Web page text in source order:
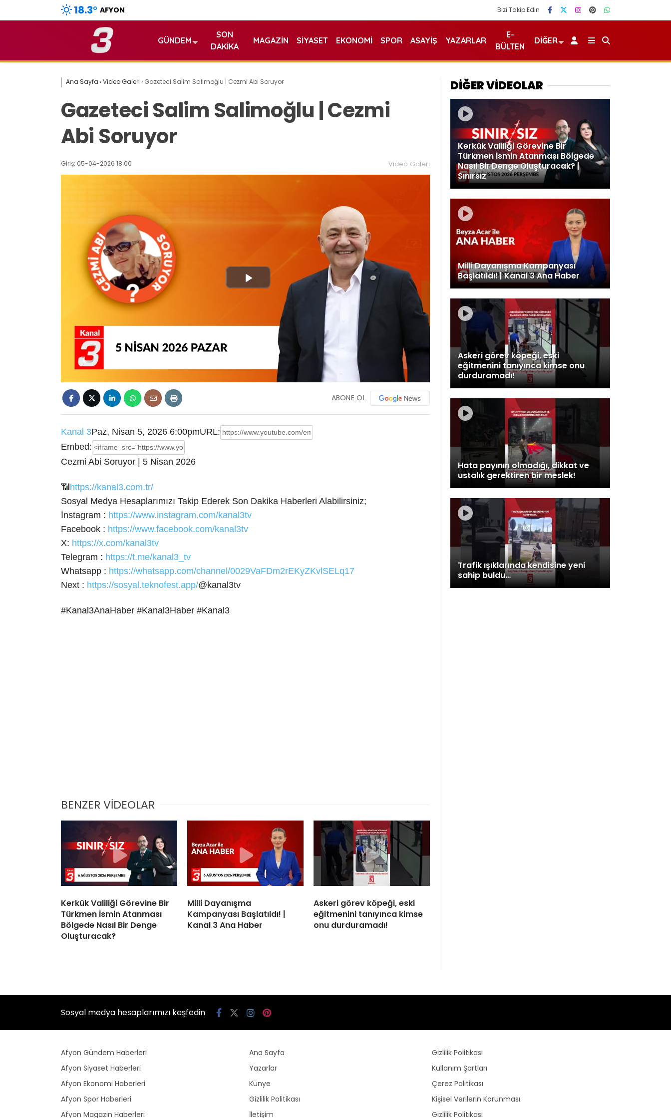
18.3° AFYON Bizi Takip Edin
GÜNDEM
SON
DAKIKA
MAGAZIN SIYASET EKONOMI SPOR ASAYIŞ YAZARLAR
E-
BÜLTEN
DIĞER
Ana Sayfa ›Video Galeri › Gazeteci Salim Salimoğlu | Cezmi Abi Soruyor
Gazeteci Salim Salimoğlu | Cezmi
Abi Soruyor
Giriş: 05-04-2026 18:00 Video Galeri
Play
Video
ABONE OL
Kanal 3Paz, Nisan 5, 2026 6:00pmURL:
Embed:
Cezmi Abi Soruyor | 5 Nisan 2026
📶 https://kanal3.com.tr/
Sosyal Medya Hesaplarımızı Takip Ederek Son Dakika Haberleri Alabilirsiniz;
İnstagram : https://www.instagram.com/kanal3tv
Facebook : https://www.facebook.com/kanal3tv
X: https://x.com/kanal3tv
Telegram : https://t.me/kanal3_tv
Whatsapp : https://whatsapp.com/channel/0029VaFDm2rEKyZKvlSELq17
Next : https://sosyal.teknofest.app/@kanal3tv
#Kanal3AnaHaber #Kanal3Haber #Kanal3
BENZER VİDEOLAR
Kerkük Valiliği Görevine Bir
Türkmen İsmin Atanması
Bölgede Nasıl Bir Denge
Oluşturacak?
Milli Dayanışma
Kampanyası Başlatıldı! |
Kanal 3 Ana Haber
Askeri görev köpeği, eski
eğitmenini tanıyınca kimse
onu durduramadı!
DİĞER VİDEOLAR
Kerkük Valiliği Görevine Bir
Türkmen İsmin Atanması Bölgede
Nasıl Bir Denge Oluşturacak? |
Sınırsız
Milli Dayanışma Kampanyası
Başlatıldı! | Kanal 3 Ana Haber
Askeri görev köpeği, eski
eğitmenini tanıyınca kimse onu
durduramadı!
Hata payının olmadığı, dikkat ve
ustalık gerektiren bir meslek!
Trafik ışıklarında kendisine yeni
sahip buldu…
Sosyal medya hesaplarımızı keşfedin
Afyon Gündem Haberleri
Afyon Siyaset Haberleri
Afyon Ekonomi Haberleri
Afyon Spor Haberleri
Afyon Magazin Haberleri
Ana Sayfa
Yazarlar
Künye
Gizlilik Politikası
İletişim
Gizlilik Politikası
Kullanım Şartları
Çerez Politikası
Kişisel Verilerin Korunması
Gizlilik Politikası